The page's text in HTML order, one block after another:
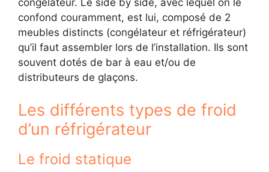
congélateur. Le side by side, avec lequel on le
confond couramment, est lui, composé de 2
meubles distincts (congélateur et réfrigérateur)
qu’il faut assembler lors de l’installation. Ils sont
souvent dotés de bar à eau et/ou de
distributeurs de glaçons.
Les différents types de froid
d’un réfrigérateur
Le froid statique